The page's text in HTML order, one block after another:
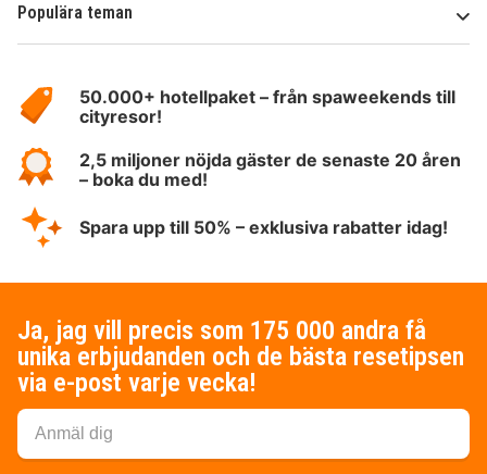
Populära teman
HotelSpecials50.000+ hotellpaket – från spaweekends till
cityresor!
2,5 miljoner nöjda gäster de senaste 20 åren
– boka du med!
Spara upp till 50% – exklusiva rabatter idag!
Ja, jag vill precis som 175 000 andra få
unika erbjudanden och de bästa resetipsen
via e-post varje vecka!